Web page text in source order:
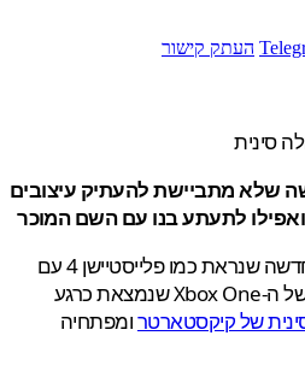
העתק קישור
מתביישת להעתיק עיצובים
לתעתע בנו עם השם המוכר
"Ouye" היא קונסולה סינית חדשה שנראת כמו פלייסטיישן 4 עם
שלט שנראה כמו הקונטרולר של ה-Xbox One שנמצאת כרגע
של קיקסטארטרומפתחיה